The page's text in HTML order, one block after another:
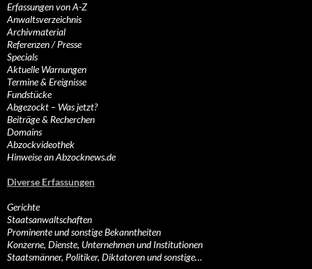
Erfassungen von A-Z
Anwaltsverzeichnis
Archivmaterial
Referenzen / Presse
Specials
Aktuelle Warnungen
Termine & Ereignisse
Fundstücke
Abgezockt – Was jetzt?
Beiträge & Recherchen
Domains
Abzockvideothek
Hinweise an Abzocknews.de
Diverse Erfassungen
Gerichte
Staatsanwaltschaften
Prominente und sonstige Bekanntheiten
Konzerne, Dienste, Unternehmen und Institutionen
Staatsmänner, Politiker, Diktatoren und sonstige…